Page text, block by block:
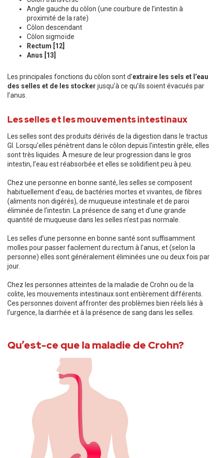
Angle gauche du côlon (une courbure de l’intestin à
proximité de la rate)
Côlon descendant
Côlon sigmoïde
Rectum [12]
Anus [13]
Les principales fonctions du côlon sont d’extraire les sels et l’eau
des selles et de les stocker jusqu’à ce qu’ils soient évacués par
l’anus.
Les selles et les mouvements intestinaux
Les selles sont des produits dérivés de la digestion dans le tractus
GI. Lorsqu’elles pénètrent dans le côlon depuis l’intestin grêle, elles
sont très liquides. À mesure de leur progression dans le gros
intestin, l’eau est réabsorbée et elles se solidifient peu à peu.
Chez une personne en bonne santé, les selles se composent
habituellement d’eau, de bactéries mortes et vivantes, de fibres
(aliments non digérés), de muqueuse intestinale et de paroi
éliminée de l’intestin. La présence de sang et d’une grande
quantité de muqueuse dans les selles n’est pas normale.
Les selles d’une personne en bonne santé sont suffisamment
molles pour passer facilement du rectum à l’anus, et (selon la
personne) elles sont généralement éliminées une ou deux fois par
jour.
Chez les personnes atteintes de la maladie de Crohn ou de la
colite, les mouvements intestinaux sont entièrement différents.
Ces personnes doivent affronter des problèmes bien réels liés à
l’urgence, la diarrhée et à la présence de sang dans les selles.
Qu’est-ce que la maladie de Crohn?